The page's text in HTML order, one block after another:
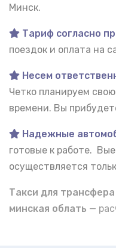
Минск.
Тариф согласно
поездок и оплата на
Несем
Четко планируем
времени. Вы
Надежные
готовые к работе.
осуществляется
Такси для
минская облать —